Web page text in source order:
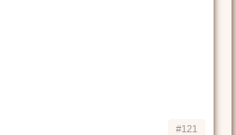
#121